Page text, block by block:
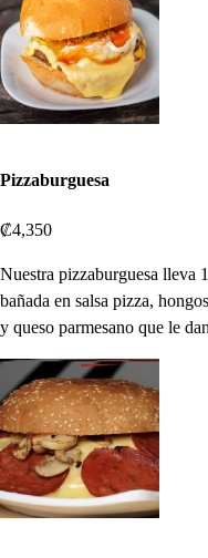
Pizzaburguesa
₡4,350
Nuestra pizzaburguesa lleva
bañada en salsa pizza,
y queso parmesano que le